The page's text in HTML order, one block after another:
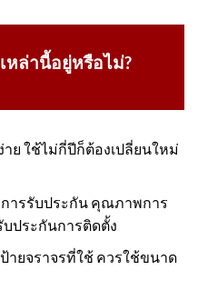
ล่านี้อยู่หรือไม่?
าย ใช้ไม่กี่ปีก็ต้องเปลี่ยนใหม่
ารรับประกัน คุณภาพการ
บประกันการติดตั้ง
ยจราจรที่ใช้ ควรใช้ขนาด